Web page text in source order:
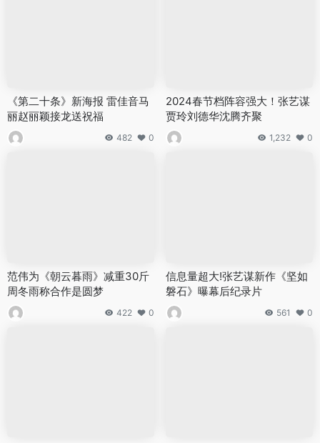
《第二十条》新海报 雷佳音马
丽赵丽颖接龙送祝福
482 0
2024春节档阵容强大！张艺谋
贾玲刘德华沈腾齐聚
1,232 0
范伟为《朝云暮雨》减重30斤
周冬雨称合作是圆梦
422 0
信息量超大!张艺谋新作《坚如
磐石》曝幕后纪录片
561 0